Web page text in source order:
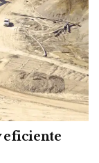
eficiente